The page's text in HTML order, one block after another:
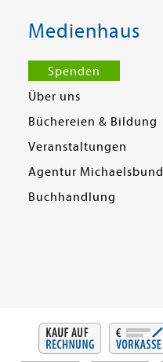
Medienhaus
Spenden
Über uns
Büchereien & Bildung
Veranstaltungen
Agentur Michaelsbund
Buchhandlung